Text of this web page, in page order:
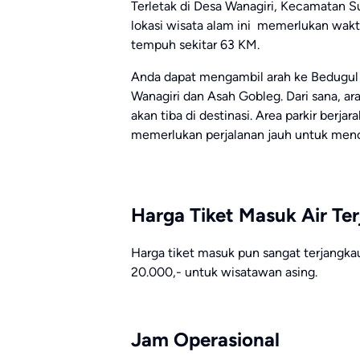
Terletak di Desa Wanagiri, Kecamatan
lokasi wisata alam ini memerlukan
tempuh sekitar 63 KM.
Anda dapat mengambil arah ke
Wanagiri dan Asah Gobleg. Dari sana,
akan tiba di destinasi. Area parkir
memerlukan perjalanan jauh untuk
Harga Tiket Masuk Air
Harga tiket masuk pun sangat
20.000,- untuk wisatawan asing.
Jam Operasional